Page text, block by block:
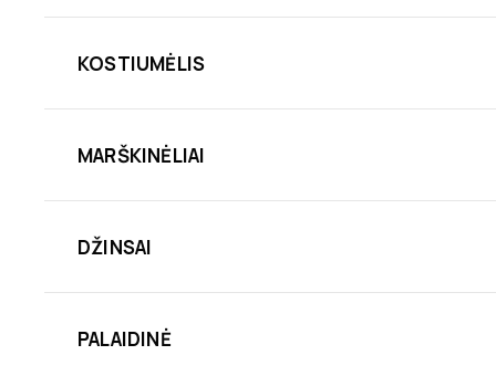
KOSTIUMĖLIS
MARŠKINĖLIAI
DŽINSAI
PALAIDINĖ